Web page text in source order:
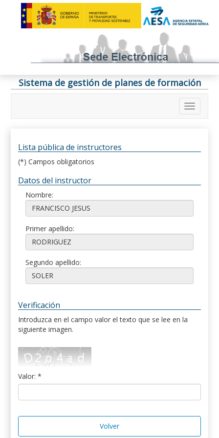
Sistema de gestión de planes de formación
Lista pública de instructores
(*) Campos obligatorios
Datos del instructor
Nombre:
Primer apellido:
Segundo apellido:
Verificación
Introduzca en el campo valor el texto que se lee en la
siguiente imagen.
Valor: *
Volver